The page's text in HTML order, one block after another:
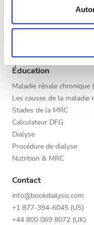
déclaration sur les
Les cookies nous
et les annonces,
médias sociaux et
partageons également
notre site avec nos
publicité et d'analyse,
Fin d’après-midi
Soir
Appréciation
Bien
Excellent
Inscrivez votre clinique
Éducation
Maladie rénale chronique
Les causes de la maladie
Stades de la MRC
Calculateur DFG
Dialyse
Procédure de dialyse
Nutrition & MRC
Contact
info@bookdialysis.com
+1 877-394-6045 (US)
+44 800 069 8072 (UK)